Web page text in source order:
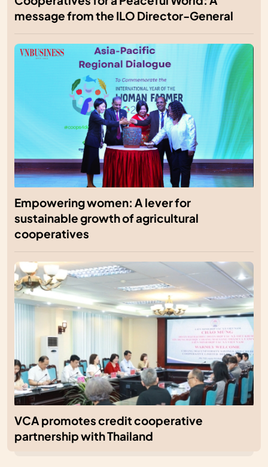
message from the ILO Director-General
Empowering women: A lever for
sustainable growth of agricultural
cooperatives
VCA promotes credit cooperative
partnership with Thailand